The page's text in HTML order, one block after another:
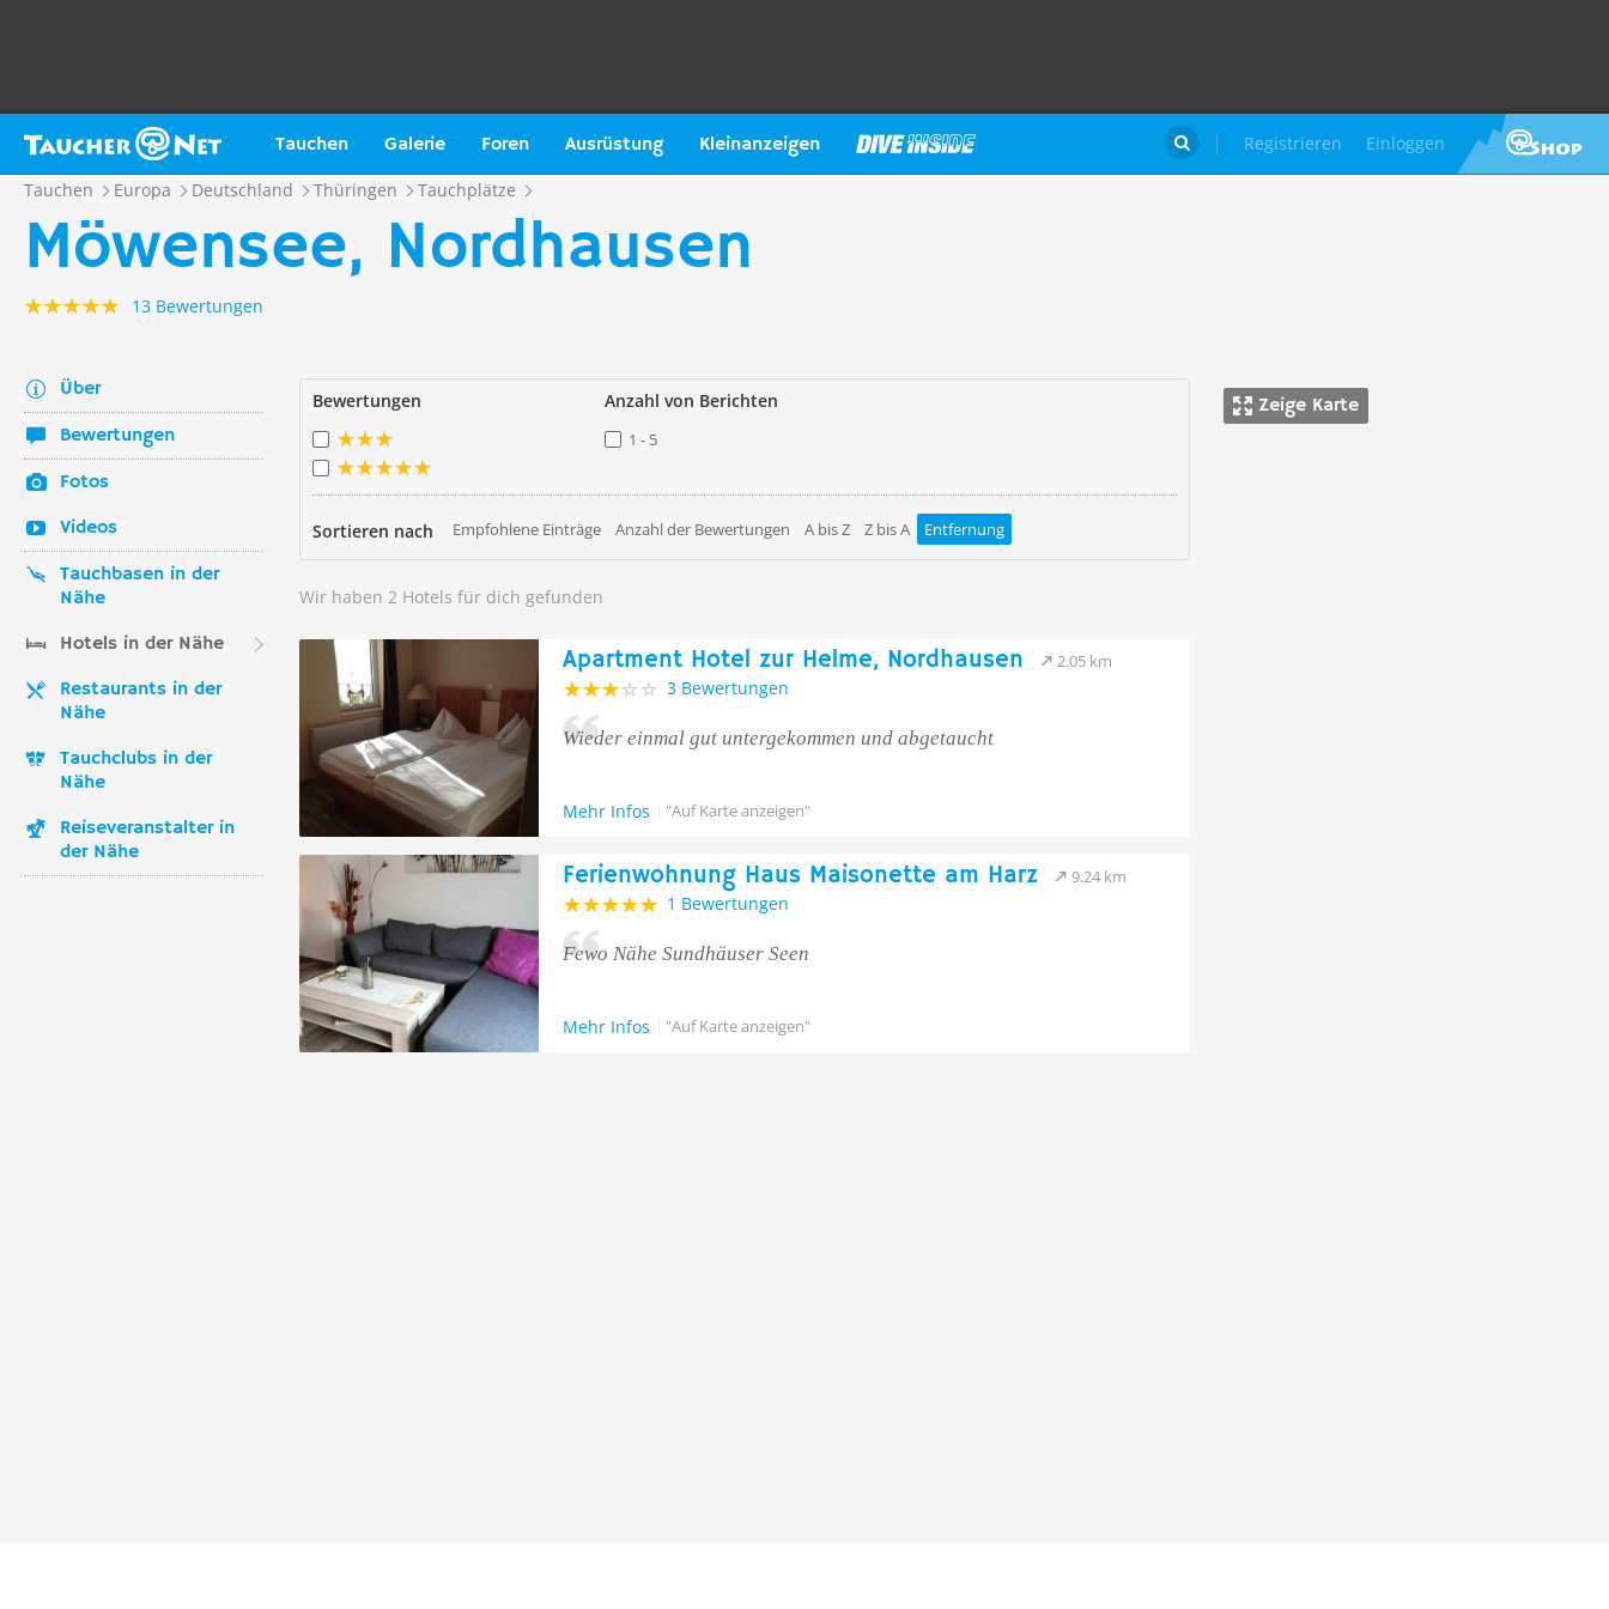
Tauchen Galerie Foren Ausrüstung Kleinanzeigen Registrieren Einloggen

Tauchen Europa Deutschland Thüringen Tauchplätze
Möwensee, Nordhausen
13 Bewertungen
Über
Bewertungen
Fotos
Videos
Tauchbasen in der
Nähe
Hotels in der Nähe
Restaurants in der
Nähe
Tauchclubs in der
Nähe
Reiseveranstalter in
der Nähe
Zeige Karte
Bewertungen Anzahl von Berichten
1 - 5
Sortieren nach Empfohlene Einträge Anzahl der Bewertungen A bis Z Z bis A Entfernung
Wir haben 2 Hotels für dich gefunden
Apartment Hotel zur Helme, Nordhausen 2.05 km
3 Bewertungen
Wieder einmal gut untergekommen und abgetaucht
Mehr Infos "Auf Karte anzeigen"
Ferienwohnung Haus Maisonette am Harz 9.24 km
1 Bewertungen
Fewo Nähe Sundhäuser Seen
Mehr Infos "Auf Karte anzeigen"